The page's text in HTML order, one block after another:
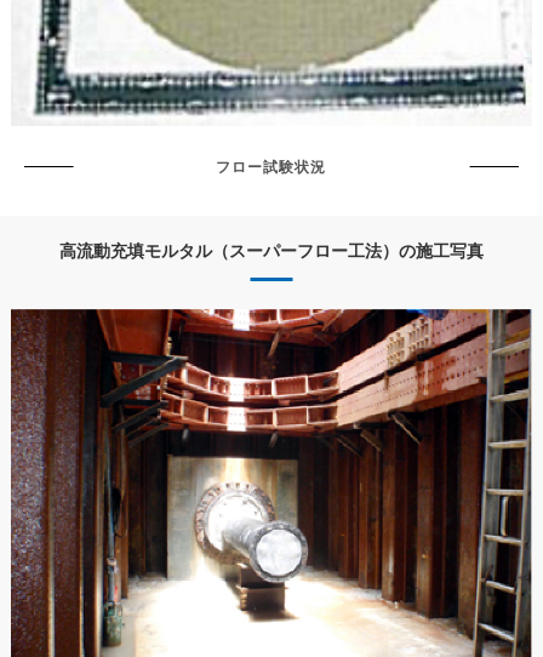
フロー試験状況
高流動充填モルタル（スーパーフロー工法）の施工写真